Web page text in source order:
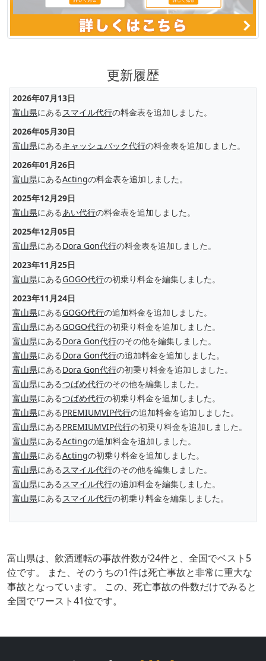
更新履歴
2026年07月13日
富山県にあるスマイル代行の料金表を追加しました。
2026年05月30日
富山県にあるキャッシュバック代行の料金表を追加しました。
2026年01月26日
富山県にあるActingの料金表を追加しました。
2025年12月29日
富山県にあるあい代行の料金表を追加しました。
2025年12月05日
富山県にあるDora Gon代行の料金表を追加しました。
2023年11月25日
富山県にあるGOGO代行の初乗り料金を編集しました。
2023年11月24日
富山県にあるGOGO代行の追加料金を追加しました。
富山県にあるGOGO代行の初乗り料金を追加しました。
富山県にあるDora Gon代行のその他を編集しました。
富山県にあるDora Gon代行の追加料金を追加しました。
富山県にあるDora Gon代行の初乗り料金を追加しました。
富山県にあるつばめ代行のその他を編集しました。
富山県にあるつばめ代行の初乗り料金を追加しました。
富山県にあるPREMIUMVIP代行の追加料金を追加しました。
富山県にあるPREMIUMVIP代行の初乗り料金を追加しました。
富山県にあるActingの追加料金を追加しました。
富山県にあるActingの初乗り料金を追加しました。
富山県にあるスマイル代行のその他を編集しました。
富山県にあるスマイル代行の追加料金を編集しました。
富山県にあるスマイル代行の初乗り料金を編集しました。
富山県は、飲酒運転の事故件数が24件と、全国でベスト5
位です。 また、そのうちの1件は死亡事故と非常に重大な
事故となっています。 この、死亡事故の件数だけでみると
全国でワースト41位です。